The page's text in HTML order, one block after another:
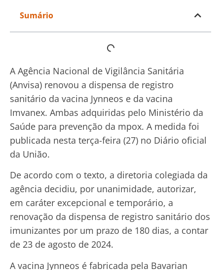
Sumário
A Agência Nacional de Vigilância Sanitária
(Anvisa) renovou a dispensa de registro
sanitário da vacina Jynneos e da vacina
Imvanex. Ambas adquiridas pelo Ministério da
Saúde para prevenção da mpox. A medida foi
publicada nesta terça-feira (27) no Diário oficial
da União.
De acordo com o texto, a diretoria colegiada da
agência decidiu, por unanimidade, autorizar,
em caráter excepcional e temporário, a
renovação da dispensa de registro sanitário dos
imunizantes por um prazo de 180 dias, a contar
de 23 de agosto de 2024.
A vacina Jynneos é fabricada pela Bavarian